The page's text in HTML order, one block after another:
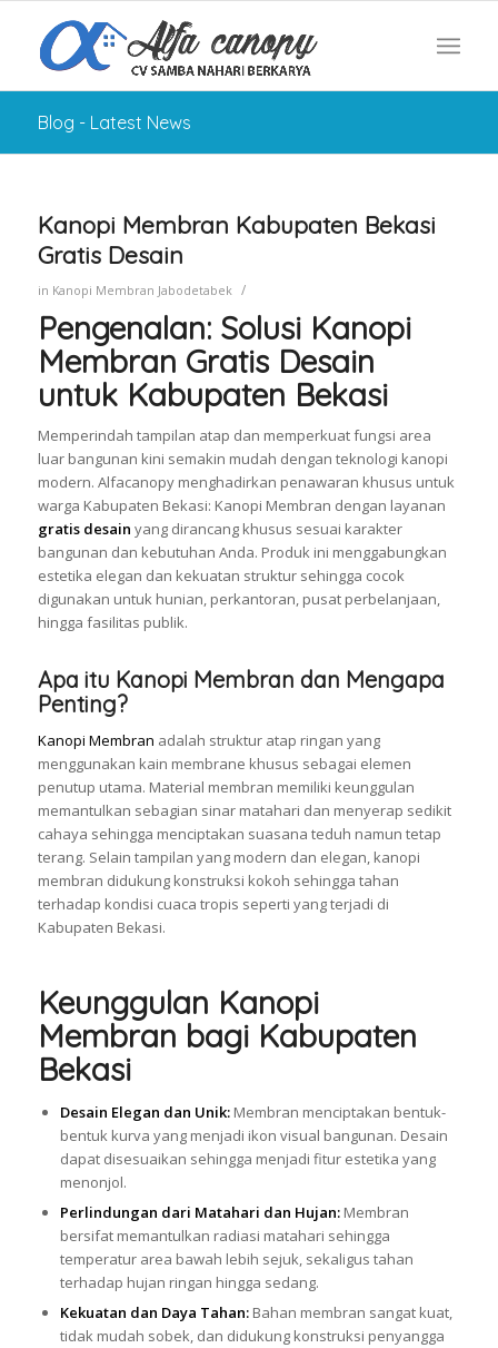
Blog - Latest News
Kanopi Membran Kabupaten Bekasi
Gratis Desain
in Kanopi Membran Jabodetabek /
Pengenalan: Solusi Kanopi
Membran Gratis Desain
untuk Kabupaten Bekasi
Memperindah tampilan atap dan memperkuat fungsi area
luar bangunan kini semakin mudah dengan teknologi kanopi
modern. Alfacanopy menghadirkan penawaran khusus untuk
warga Kabupaten Bekasi: Kanopi Membran dengan layanan
gratis desain yang dirancang khusus sesuai karakter
bangunan dan kebutuhan Anda. Produk ini menggabungkan
estetika elegan dan kekuatan struktur sehingga cocok
digunakan untuk hunian, perkantoran, pusat perbelanjaan,
hingga fasilitas publik.
Apa itu Kanopi Membran dan Mengapa
Penting?
Kanopi Membran adalah struktur atap ringan yang
menggunakan kain membrane khusus sebagai elemen
penutup utama. Material membran memiliki keunggulan
memantulkan sebagian sinar matahari dan menyerap sedikit
cahaya sehingga menciptakan suasana teduh namun tetap
terang. Selain tampilan yang modern dan elegan, kanopi
membran didukung konstruksi kokoh sehingga tahan
terhadap kondisi cuaca tropis seperti yang terjadi di
Kabupaten Bekasi.
Keunggulan Kanopi
Membran bagi Kabupaten
Bekasi
Desain Elegan dan Unik:Membran menciptakan bentuk-
bentuk kurva yang menjadi ikon visual bangunan. Desain
dapat disesuaikan sehingga menjadi fitur estetika yang
menonjol.
Perlindungan dari Matahari dan Hujan:Membran
bersifat memantulkan radiasi matahari sehingga
temperatur area bawah lebih sejuk, sekaligus tahan
terhadap hujan ringan hingga sedang.
Kekuatan dan Daya Tahan:Bahan membran sangat kuat,
tidak mudah sobek, dan didukung konstruksi penyangga